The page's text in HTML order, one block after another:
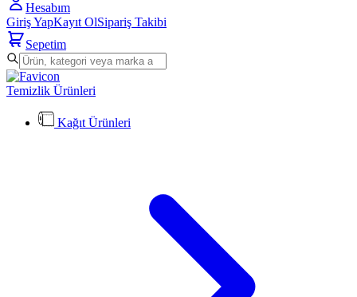
Hesabım
Giriş YapKayıt OlSipariş Takibi
Sepetim
Temizlik Ürünleri
Kağıt Ürünleri